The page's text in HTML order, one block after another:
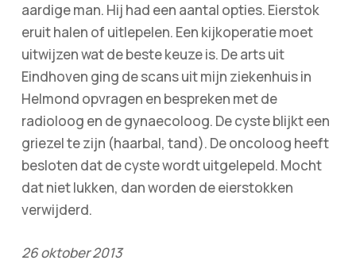
aardige man. Hij had een aantal opties. Eierstok
eruit halen of uitlepelen. Een kijkoperatie moet
uitwijzen wat de beste keuze is. De arts uit
Eindhoven ging de scans uit mijn ziekenhuis in
Helmond opvragen en bespreken met de
radioloog en de gynaecoloog. De cyste blijkt een
griezel te zijn (haarbal, tand). De oncoloog heeft
besloten dat de cyste wordt uitgelepeld. Mocht
dat niet lukken, dan worden de eierstokken
verwijderd.
26 oktober 2013